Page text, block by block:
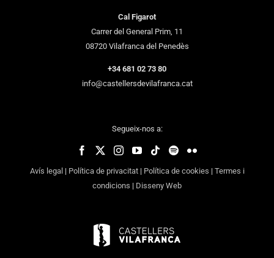
Cal Figarot
Carrer del General Prim, 11
08720 Vilafranca del Penedès
+34 681 02 73 80
info@castellersdevilafranca.cat
Segueix-nos a:
Avís legal | Política de privacitat| Política de cookies | Termes i
condicions | Disseny Web